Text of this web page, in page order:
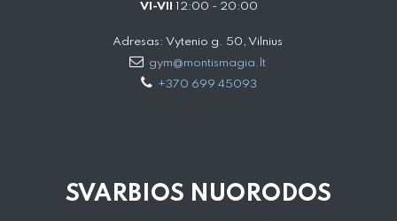
VI-VII 12:00 - 20:00
Adresas: Vytenio g. 50, Vilnius
gym@montismagia.lt
+370 699 45093
SVARBIOS NUORODOS